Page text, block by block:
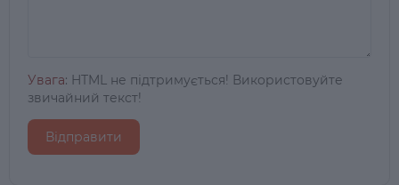
Увага: HTML не підтримується! Використовуйте
звичайний текст!
Відправити